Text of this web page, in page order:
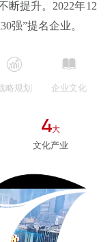
断提升。2022年12
强”提名企业。

略规划

企业文化
4大
文化产业